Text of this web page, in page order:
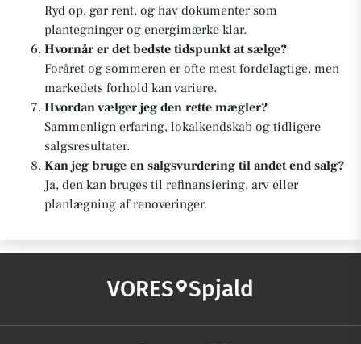
Ryd op, gør rent, og hav dokumenter som
plantegninger og energimærke klar.
Hvornår er det bedste tidspunkt at sælge?
Foråret og sommeren er ofte mest fordelagtige, men
markedets forhold kan variere.
Hvordan vælger jeg den rette mægler?
Sammenlign erfaring, lokalkendskab og tidligere
salgsresultater.
Kan jeg bruge en salgsvurdering til andet end salg?
Ja, den kan bruges til refinansiering, arv eller
planlægning af renoveringer.
VORES Spjald